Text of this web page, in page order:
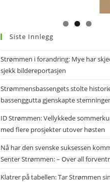
Siste Innlegg
Strømmen i forandring: Mye har
sjekk bildereportasjen
Strømmensbassengets stolte
bassenggutta gjenskapte
ID Strømmen: Vellykkede
med flere prosjekter utover høsten
Nå har den svenske suksessen
Senter Strømmen: – Over all
Klatrer på tabellen: Tar Strømmen